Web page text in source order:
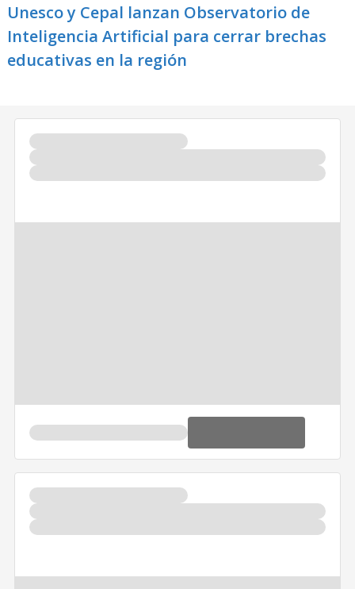
Unesco y Cepal lanzan Observatorio de
Inteligencia Artificial para cerrar brechas
educativas en la región